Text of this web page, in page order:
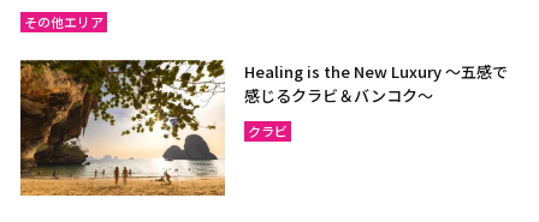
その他エリア
Healing is the New Luxury ～五感で
感じるクラビ＆バンコク～
クラビ